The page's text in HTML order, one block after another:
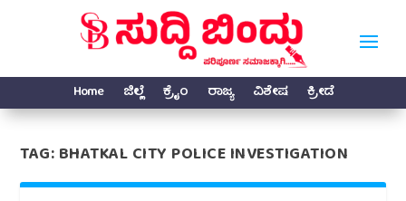
Home ಜಿಲ್ಲೆ ಕ್ರೈಂ ರಾಜ್ಯ ವಿಶೇಷ ಕ್ರೀಡೆ
TAG:BHATKAL CITY POLICE INVESTIGATION